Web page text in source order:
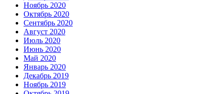
Ноябрь 2020
Октябрь 2020
Сентябрь 2020
Август 2020
Июль 2020
Июнь 2020
Май 2020
Январь 2020
Декабрь 2019
Ноябрь 2019